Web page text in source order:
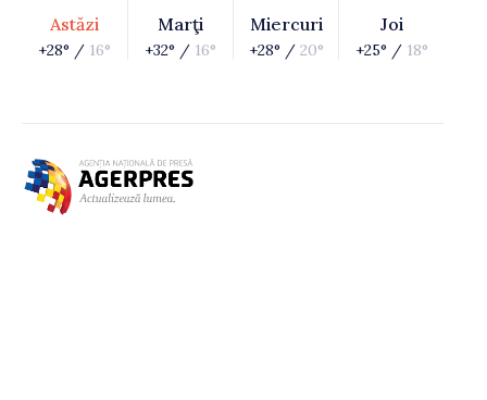
Astăzi
+28° / 16°
Marţi
+32° / 16°
Miercuri
+28° / 20°
Joi
+25° / 18°